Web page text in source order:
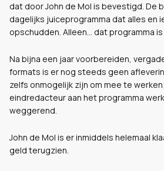
dat door John de Mol is bevestigd. De
dagelijks juiceprogramma dat alles en
opschudden. Alleen… dat programma
Na bijna een jaar voorbereiden,
formats is er nog steeds geen
zelfs onmogelijk zijn om mee te
eindredacteur aan het programma
weggerend.
John de Mol is er inmiddels helemaal
geld terugzien.